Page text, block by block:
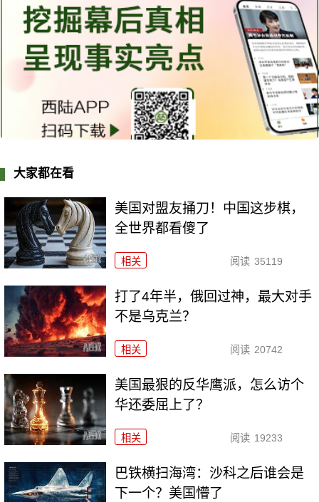
大家都在看
美国对盟友捅刀！中国这步棋，
全世界都看傻了
相关 阅读 35119
打了4年半，俄回过神，最大对手
不是乌克兰？
相关 阅读 20742
美国最狠的反华鹰派，怎么访个
华还委屈上了？
相关 阅读 19233
巴铁横扫海湾：沙科之后谁会是
下一个？美国懵了